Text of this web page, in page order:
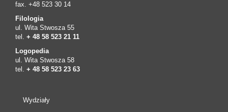
fax. +48 523 30 14
Filologia
ul. Wita Stwosza 55
tel. + 48 58 523 21 11
Logopedia
ul. Wita Stwosza 58
tel. + 48 58 523 23 63
Wydziały